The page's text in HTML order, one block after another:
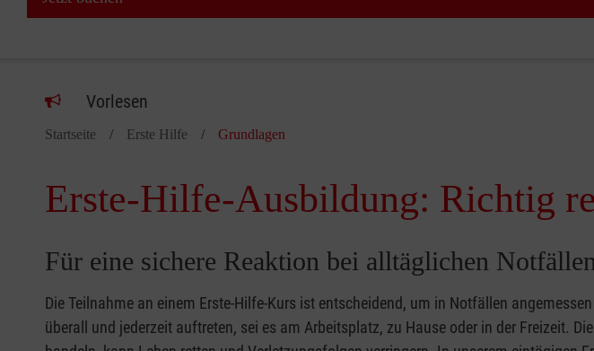
Vorlesen
Startseite Erste Hilfe Grundlagen
Erste-Hilfe-Ausbildung: Richtig
Für eine sichere Reaktion bei alltäglichen Notfällen
Die Teilnahme an einem Erste-Hilfe-Kurs ist entscheidend, um in Notfällen
überall und jederzeit auftreten, sei es am Arbeitsplatz, zu Hause oder in der Freizeit.